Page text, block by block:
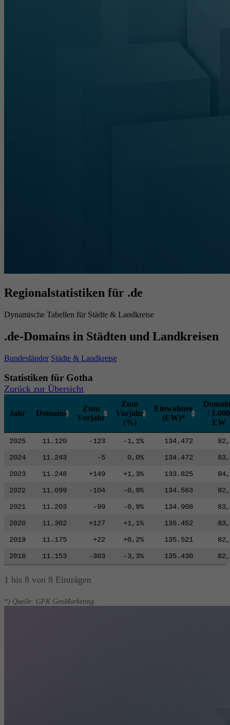
Regionalstatistiken für .de
Dynamische Tabellen für Städte & Landkreise
.de-Domains in Städten und Landkreisen
Bundesländer Städte & Landkreise
Statistiken für Gotha
Zurück zur Übersicht
Jahr Domains
Zum
Vorjahr
Zum
Vorjahr
(%)
Einwohner
(EW)*
/ 1.000
EW
2025 11.120 -123 -1,1% 134.472
2024
11.243 -5 0,0% 134.472
2023
11.248 +149 +1,3% 133.825
2022
11.099 -104 -0,9% 134.563
2021
11.203 -99 -0,9% 134.908
2020
11.302 +127 +1,1% 135.452
2019
11.175 +22 +0,2% 135.521
2018
11.153 -383 -3,3% 135.430
1 bis 8 von 8 Einträgen
*) Quelle: GFK GeoMarketing